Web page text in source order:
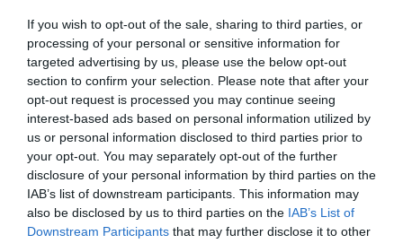
If you wish to opt-out of the sale, sharing to third parties, or
processing of your personal or sensitive information for
targeted advertising by us, please use the below opt-out
section to confirm your selection. Please note that after your
opt-out request is processed you may continue seeing
interest-based ads based on personal information utilized by
us or personal information disclosed to third parties prior to
your opt-out. You may separately opt-out of the further
disclosure of your personal information by third parties on the
IAB’s list of downstream participants. This information may
also be disclosed by us to third parties on the IAB’s List of
Downstream Participants that may further disclose it to other
Δείτε τι έκανε Δήμος της Εύβοιας
για τις φωτιές
07.08.2026 | 20:00
Μητέρα και γιος οι νεκροί από τη
σύγκρουση αυτοκινήτου με
φορτηγό
07.08.2026 | 19:40
Μεγάλο πανηγύρι στην
Εύβοια: Πλημμύρισε με
κόσμο η Φαράκλα
(pics&vid)
Εύβοια: Ηχηρό μήνυμα
πέντε χρόνια μετά τη
μεγάλη καταστροφή
του 2021